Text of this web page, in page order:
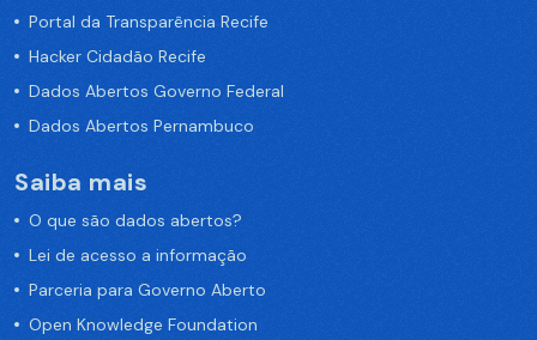
Portal da Transparência Recife
Hacker Cidadão Recife
Dados Abertos Governo Federal
Dados Abertos Pernambuco
Saiba mais
O que são dados abertos?
Lei de acesso a informação
Parceria para Governo Aberto
Open Knowledge Foundation